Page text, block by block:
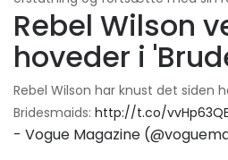
Rebel Wilson
hoveder i
Rebel Wilson har knust det siden
Bridesmaids: http://t.co/
- Vogue Magazine